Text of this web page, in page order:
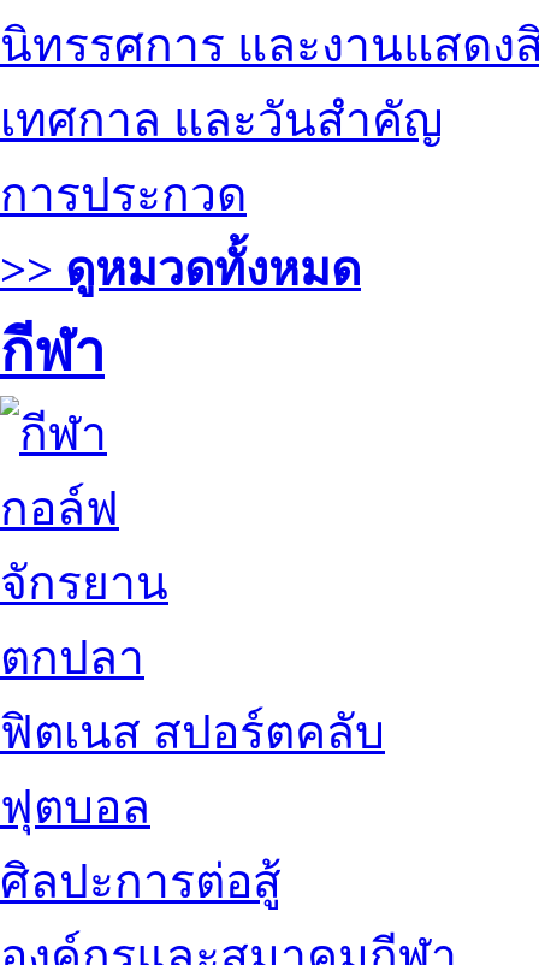
นิทรรศการ และงานแสดง
เทศกาล และวันสำคัญ
การประกวด
>> ดูหมวดทั้งหมด
กีฬา
กอล์ฟ
จักรยาน
ตกปลา
ฟิตเนส สปอร์ตคลับ
ฟุตบอล
ศิลปะการต่อสู้